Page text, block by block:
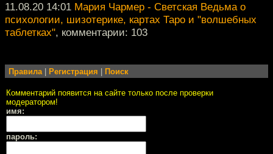
11.08.20 14:01 Мария Чармер - Светская Ведьма о
психологии, шизотерике, картах Таро и "волшебных
таблетках", комментарии: 103
Правила| Регистрация Поиск
Комментарий появится на сайте только после проверки
модератором!
имя:
пароль: